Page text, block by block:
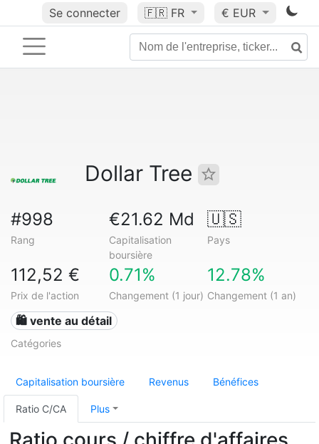
Se connecter 🇫🇷 FR € EUR
Dollar Tree
#998
Rang
€21.62 Md
Capitalisation
boursière
🇺🇸
Pays
112,52 €
Prix de l'action
0.71%
Changement (1 jour)
12.78%
Changement (1 an)
🛍️ vente au détail
Catégories
Capitalisation boursière Revenus Bénéfices
Ratio C/CA Plus